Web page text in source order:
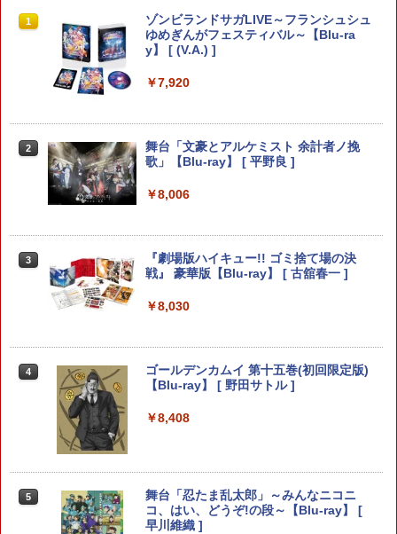
1 Nintendo Switch 2 オールインボックス
￥9,073
Nintendo Switch2 ケース EVA キャリン
グケース 耐衝撃 大容量収納 Switch 保護
ケース 収納バッグ ニンテンドー スイッ
ームカード
グホイール for Nintendo Switch2 [NSX
-122]
￥9,660
任天堂 ［Switch2］ Nintendo Switch2
Proコントローラー スイッチ2 プロコン
￥9,890
1
【特典】Marvel’s Wolverine(【早期購
入封入特典】DLC)
2
コーエーテクモゲームス 【封入特典付】
【PS5】三國志14 with パワーアップキ
S5 サンゴクシ14 PK コンプリ-トエディ
ション]
￥8,220
【特典】進撃の巨人3 PS5版(【早期購
入封入特典】DLC)
￥8,228
【特典】EA SPORTS FC 27 PS5版
￥8,329
1
【中古】「俺の妹がこんなに可愛いわけ
がない ポータブル」ずっとこのまま♪パ
ック( 特典なし ) - PSP
￥549
2
【中古】メガドライブソフト ヴァーミリ
オン
￥900
任天堂 『とびだせ どうぶつの森 amiibo
ーズコラボ】 [NVL-E-ME2B アミーボカ
ード サンリオコラボ]
￥330
【中古】ONE PIECE 海賊無双4
1
ゾンビランドサガLIVE～フランシュシュ
ゆめぎんがフェスティバル～【Blu-ra
y】 [ (V.A.) ]
￥7,920
2
舞台「文豪とアルケミスト 余計者ノ挽
歌」【Blu-ray】 [ 平野良 ]
￥8,006
3
『劇場版ハイキュー!! ゴミ捨て場の決
戦』 豪華版【Blu-ray】 [ 古舘春一 ]
￥8,030
4
ゴールデンカムイ 第十五巻(初回限定版)
【Blu-ray】 [ 野田サトル ]
￥8,408
5
舞台「忍たま乱太郎」～みんなニコニ
コ、はい、どうぞ!の段～【Blu-ray】 [
早川維織 ]